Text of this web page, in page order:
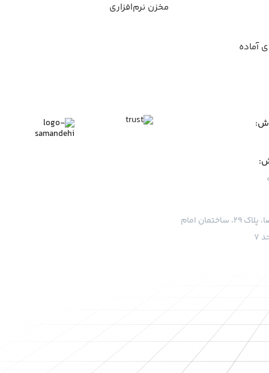
آماده
مخزن نرم‌افزاری
قم، بلوار امام رضا، پلاک ۲۹، ساختمان امام